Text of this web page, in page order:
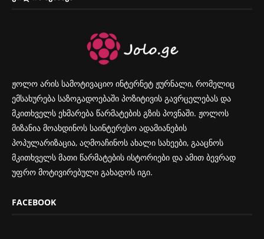
ჟოლო არის სამოტივაციო ინტერნეტ ჟურნალი, რომელიც
ემსახურება საზოგადოებაში პოზიტივის გავრცელებას და
მკითხველს ეხმარება წარმატების გზის პოვნაში. ჟოლოს
მიზანია მოახდინოს საინტერესო ადამიანების
პოპულარიზაცია, აღმოაჩინოს ახალი სახეები, გააცნოს
მკითხველს მათი წარმატების ისტორიები და ამით ბევრად
უფრო მოტივირებული გახადოს იგი.
FACEBOOK